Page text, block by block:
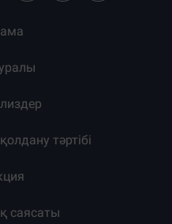
тәртібі
саясаты